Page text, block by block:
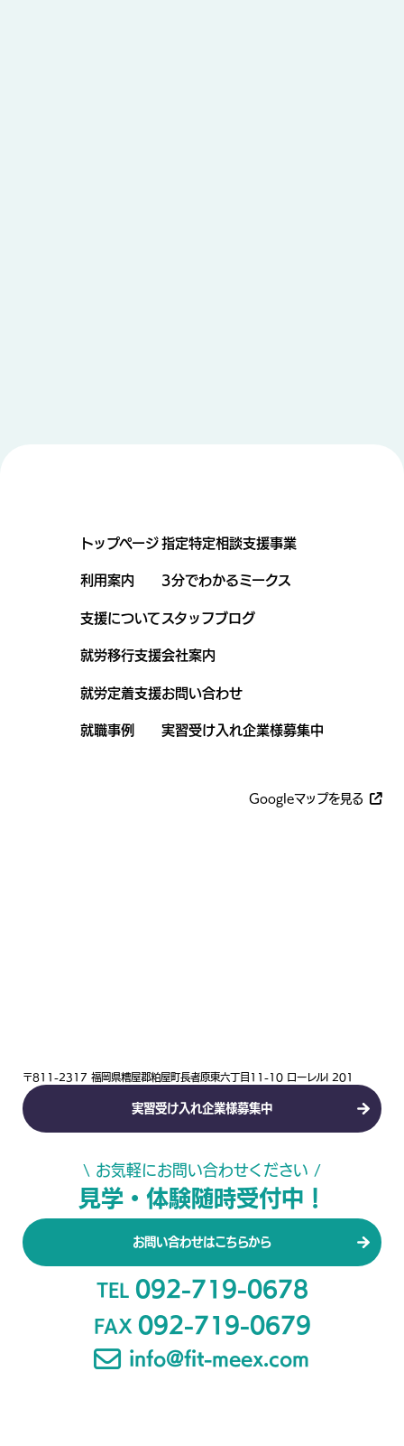
トップページ
利用案内
支援について
就労移行支援
就労定着支援
就職事例
指定特定相談支援事業
3分でわかるミークス
スタッフブログ
会社案内
お問い合わせ
実習受け入れ企業様募集中
Googleマップを見る
〒811-2317 福岡県糟屋郡粕屋町長者原東六丁目11-10 ローレルI 201
実習受け入れ企業様募集中
\ お気軽にお問い合わせください /
見学・体験随時受付中！
お問い合わせはこちらから
TEL 092-719-0678
FAX 092-719-0679
info@fit-meex.com